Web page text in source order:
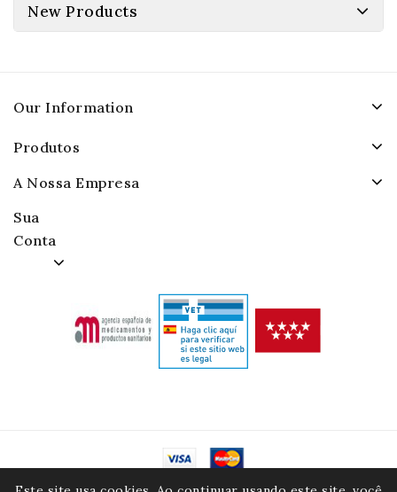
New Products
Our Information
Produtos
A Nossa Empresa
Sua
Conta